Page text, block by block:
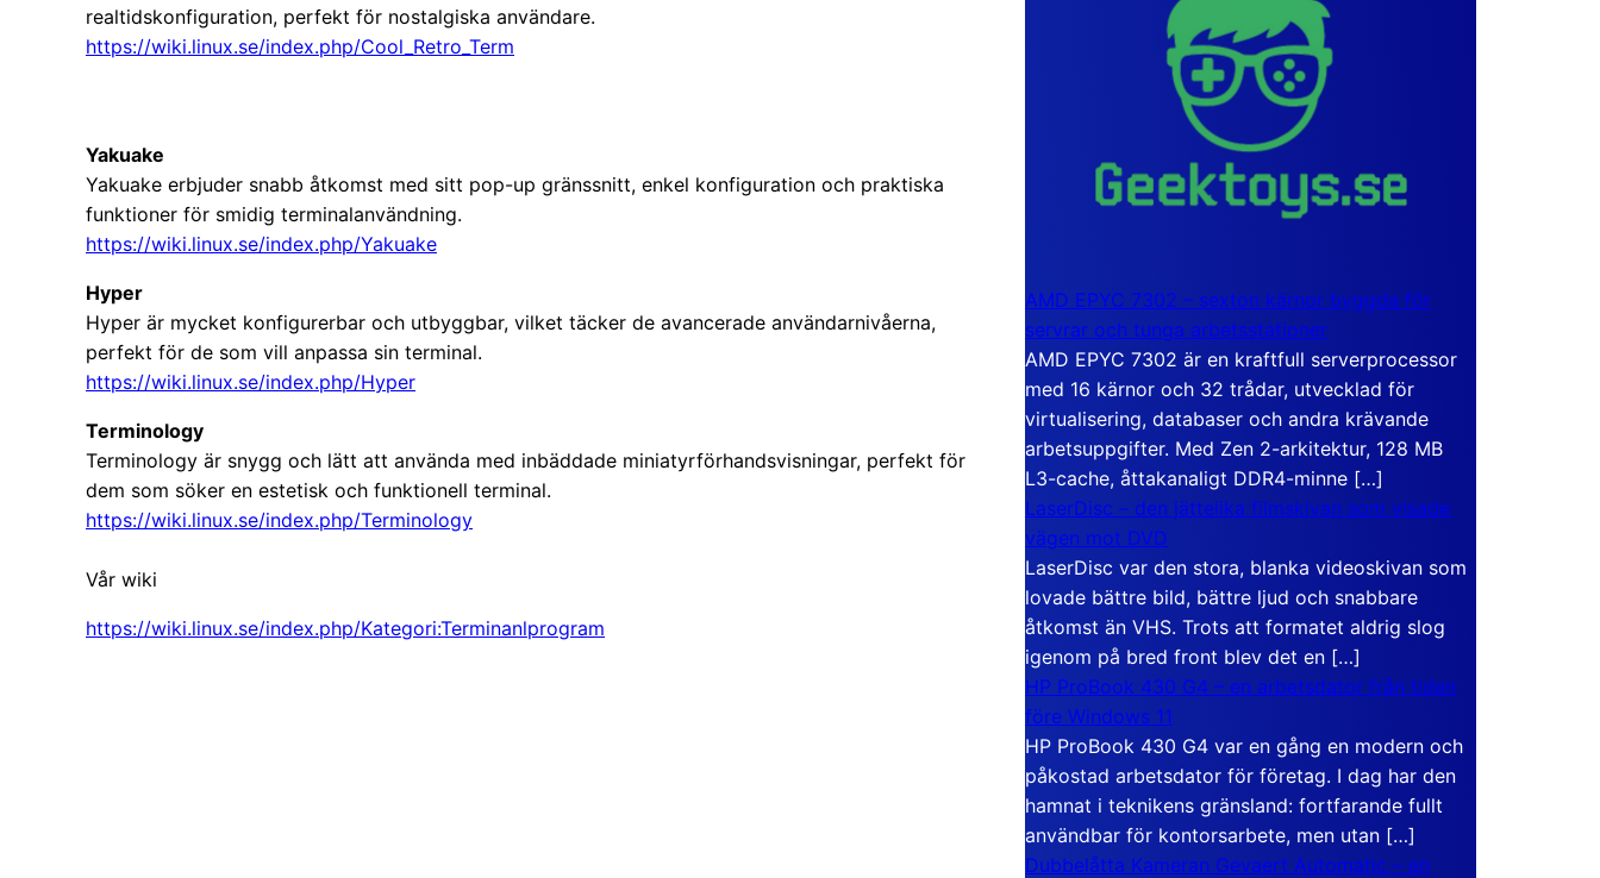
realtidskonfiguration, perfekt för nostalgiska användare.
https://wiki.linux.se/index.php/Cool_Retro_Term
Yakuake
Yakuake erbjuder snabb åtkomst med sitt pop-up gränssnitt, enkel konfiguration och praktiska
funktioner för smidig terminalanvändning.
https://wiki.linux.se/index.php/Yakuake
Hyper
Hyper är mycket konfigurerbar och utbyggbar, vilket täcker de avancerade användarnivåerna,
perfekt för de som vill anpassa sin terminal.
https://wiki.linux.se/index.php/Hyper
Terminology
Terminology är snygg och lätt att använda med inbäddade miniatyrförhandsvisningar, perfekt för
dem som söker en estetisk och funktionell terminal.
https://wiki.linux.se/index.php/Terminology
Vår wiki
https://wiki.linux.se/index.php/Kategori:Terminanlprogram
AMD EPYC 7302 – sexton kärnor byggda för
servrar och tunga arbetsstationer
AMD EPYC 7302 är en kraftfull serverprocessor
med 16 kärnor och 32 trådar, utvecklad för
virtualisering, databaser och andra krävande
arbetsuppgifter. Med Zen 2-arkitektur, 128 MB
L3-cache, åttakanaligt DDR4-minne […]
LaserDisc – den jättelika filmskivan som visade
vägen mot DVD
LaserDisc var den stora, blanka videoskivan som
lovade bättre bild, bättre ljud och snabbare
åtkomst än VHS. Trots att formatet aldrig slog
igenom på bred front blev det en […]
HP ProBook 430 G4 – en arbetsdator från tiden
före Windows 11
HP ProBook 430 G4 var en gång en modern och
påkostad arbetsdator för företag. I dag har den
hamnat i teknikens gränsland: fortfarande fullt
användbar för kontorsarbete, men utan […]
Dubbelåtta Kameran Gevaert Automatic – en